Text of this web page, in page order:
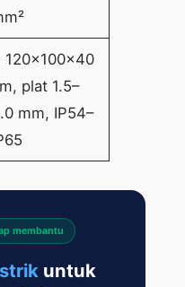
120×100×40
plat 1.5–
mm, IP54–
membantu
untuk